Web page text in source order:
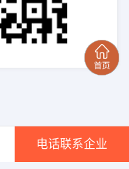
电话联系企业